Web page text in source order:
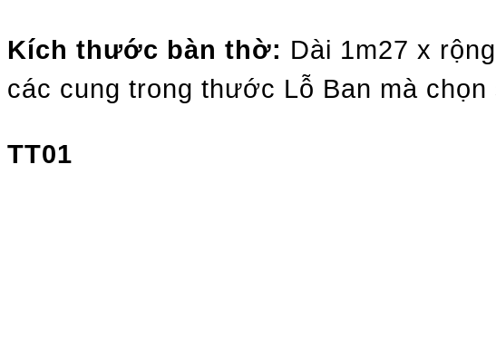
Kích thước bàn thờ: Dài 1m27 x
các cung trong thước Lỗ Ban mà
TT01